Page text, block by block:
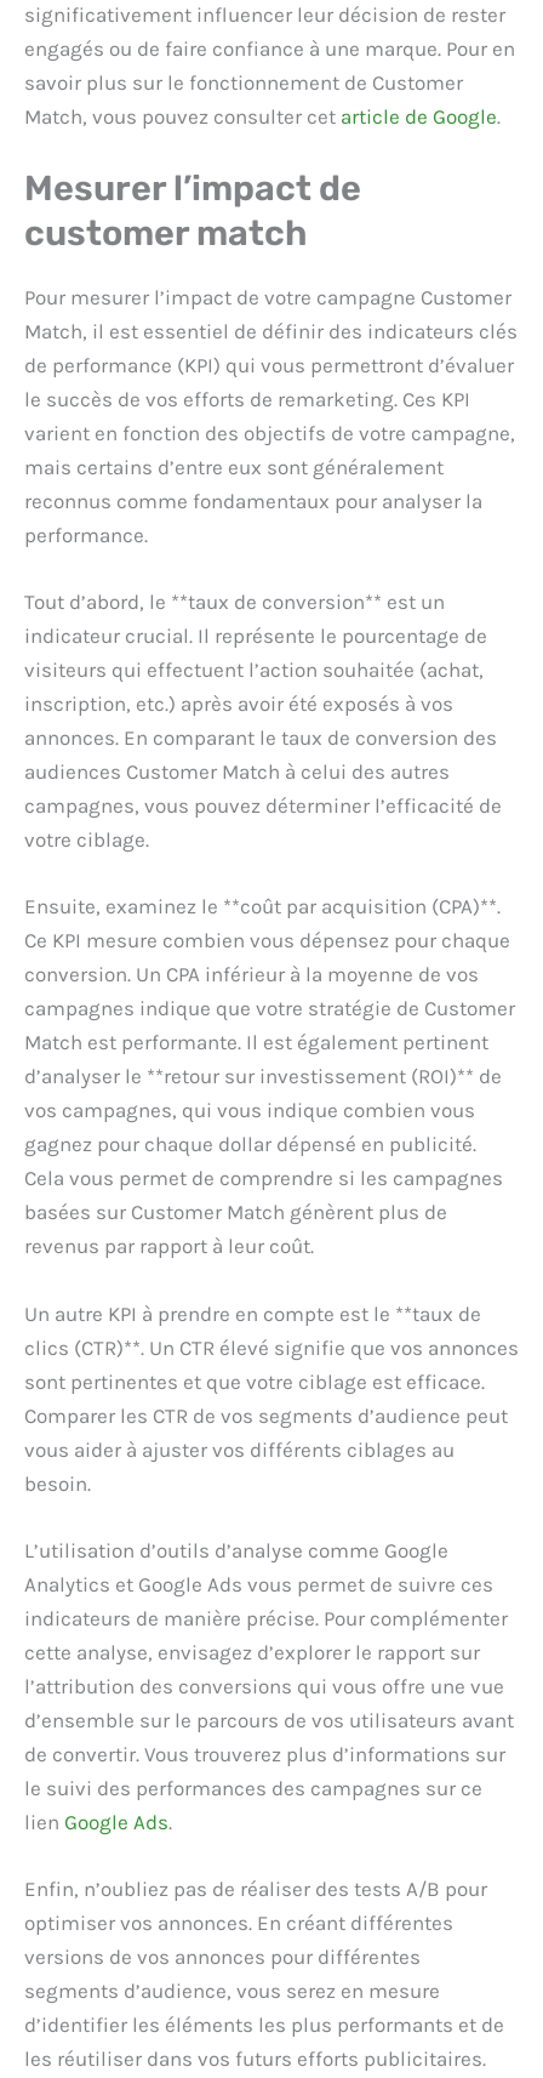
significativement influencer leur décision de rester
engagés ou de faire confiance à une marque. Pour en
savoir plus sur le fonctionnement de Customer
Match, vous pouvez consulter cet article de Google.
Mesurer l’impact de
customer match
Pour mesurer l’impact de votre campagne Customer
Match, il est essentiel de définir des indicateurs clés
de performance (KPI) qui vous permettront d’évaluer
le succès de vos efforts de remarketing. Ces KPI
varient en fonction des objectifs de votre campagne,
mais certains d’entre eux sont généralement
reconnus comme fondamentaux pour analyser la
performance.
Tout d’abord, le **taux de conversion** est un
indicateur crucial. Il représente le pourcentage de
visiteurs qui effectuent l’action souhaitée (achat,
inscription, etc.) après avoir été exposés à vos
annonces. En comparant le taux de conversion des
audiences Customer Match à celui des autres
campagnes, vous pouvez déterminer l’efficacité de
votre ciblage.
Ensuite, examinez le **coût par acquisition (CPA)**.
Ce KPI mesure combien vous dépensez pour chaque
conversion. Un CPA inférieur à la moyenne de vos
campagnes indique que votre stratégie de Customer
Match est performante. Il est également pertinent
d’analyser le **retour sur investissement (ROI)** de
vos campagnes, qui vous indique combien vous
gagnez pour chaque dollar dépensé en publicité.
Cela vous permet de comprendre si les campagnes
basées sur Customer Match génèrent plus de
revenus par rapport à leur coût.
Un autre KPI à prendre en compte est le **taux de
clics (CTR)**. Un CTR élevé signifie que vos annonces
sont pertinentes et que votre ciblage est efficace.
Comparer les CTR de vos segments d’audience peut
vous aider à ajuster vos différents ciblages au
besoin.
L’utilisation d’outils d’analyse comme Google
Analytics et Google Ads vous permet de suivre ces
indicateurs de manière précise. Pour complémenter
cette analyse, envisagez d’explorer le rapport sur
l’attribution des conversions qui vous offre une vue
d’ensemble sur le parcours de vos utilisateurs avant
de convertir. Vous trouverez plus d’informations sur
le suivi des performances des campagnes sur ce
lien Google Ads.
Enfin, n’oubliez pas de réaliser des tests A/B pour
optimiser vos annonces. En créant différentes
versions de vos annonces pour différentes
segments d’audience, vous serez en mesure
d’identifier les éléments les plus performants et de
les réutiliser dans vos futurs efforts publicitaires.